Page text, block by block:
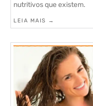
nutritivos que existem.
LEIA MAIS →